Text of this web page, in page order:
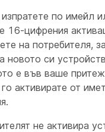
по имейл
16-цифрения
на потребителя,
новото си
е във ваше
активирате от
не активира